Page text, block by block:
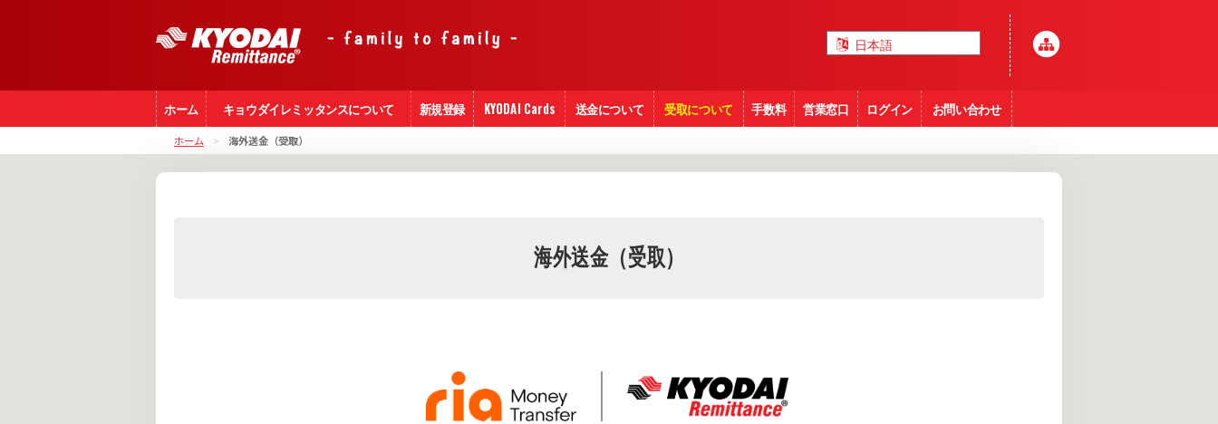
ホーム キョウダイレミッタンスについて 新規登録 KYODAI Cards 送金について 受取について 手数料 営業窓口 ログイン お問い合わせ
ホーム > 海外送金（受取）
海外送金（受取）